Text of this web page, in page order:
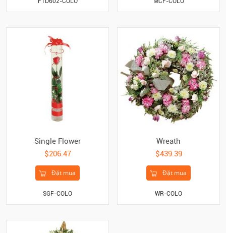
Single Flower
$206.47
Đặt mua
SGF-COLO
Wreath
$439.39
Đặt mua
WR-COLO